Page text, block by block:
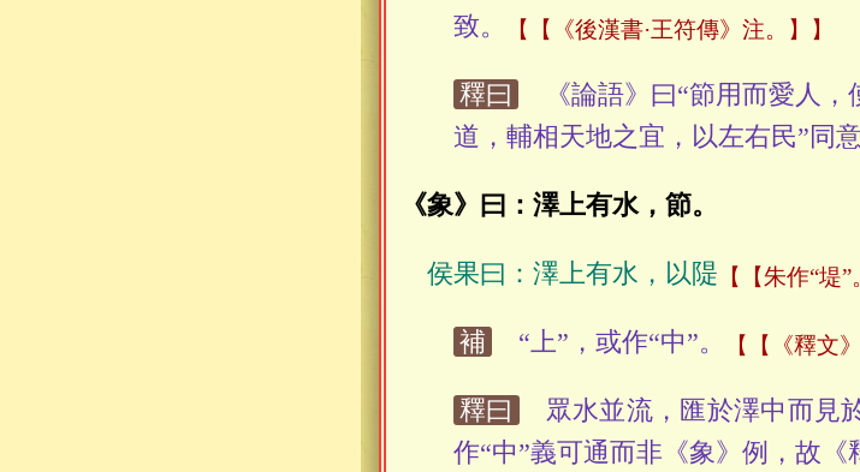
致。
【《後漢書·王符傳》注。】
釋曰
《論語》曰“節用而愛人，
道，輔相天地之宜，以左右民”同
《象》曰：澤上有水，節。
侯果曰：澤上有水，以隄 【朱作“堤”
補 “上”，或作“中”。 【《釋文
釋曰
眾水並流，匯於澤中而見
作“中”義可通而非《象》例，故《